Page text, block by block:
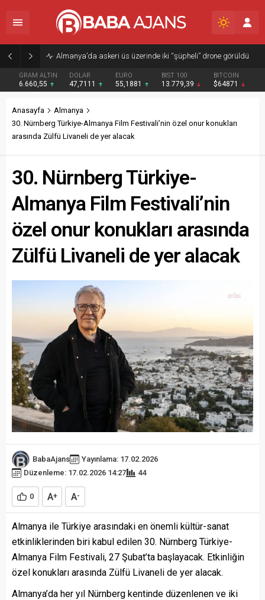
Almanya’da askeri üs üzerinde iki “şüpheli” drone görüldü
GRAM ALTIN
6.660,55
DOLAR
47,7111
EURO
55,1881
BIST 100
13.779,39
BITCOIN
$64871
Anasayfa
Almanya
30. Nürnberg Türkiye-Almanya Film Festivali’nin özel onur konukları
arasında Zülfü Livaneli de yer alacak
30. Nürnberg Türkiye-
Almanya Film Festivali’nin
özel onur konukları arasında
Zülfü Livaneli de yer alacak
BabaAjans
Yayınlama: 17.02.2026
Düzenleme: 17.02.2026 14:27
44
0 A+ A-
Almanya ile Türkiye arasındaki en önemli kültür-sanat
etkinliklerinden biri kabul edilen 30. Nürnberg Türkiye-
Almanya Film Festivali, 27 Şubat’ta başlayacak. Etkinliğin
özel konukları arasında Zülfü Livaneli de yer alacak.
Almanya’da her yıl Nürnberg kentinde düzenlenen ve iki